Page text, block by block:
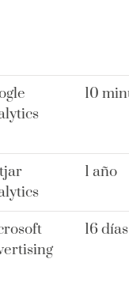
10
1 año
16 días